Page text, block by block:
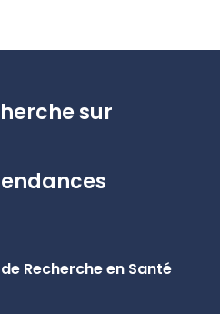
sur
Recherche en Santé